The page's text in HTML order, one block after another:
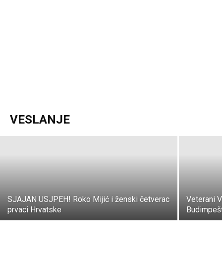
VESLANJE
LIKEmetkovic.hr - 16. svibnja 2018.
SJAJAN USJPEH! Roko Mijić i ženski četverac
prvaci Hrvatske
Veterani